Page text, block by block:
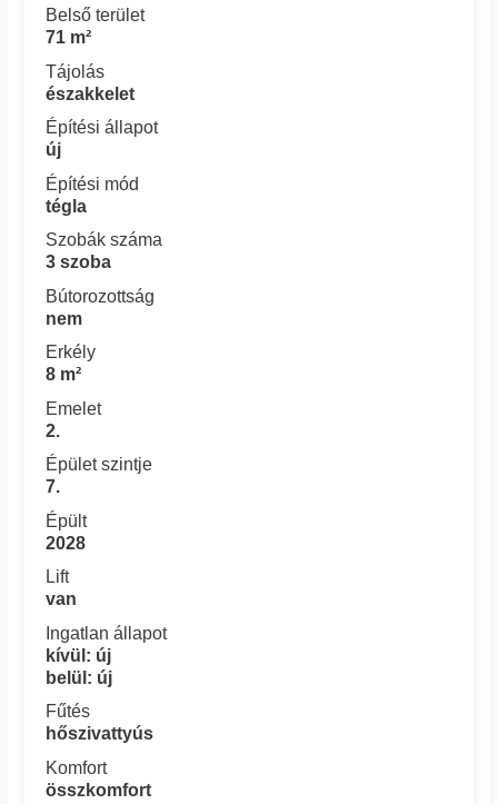
Belső terület
71 m²
Tájolás
északkelet
Építési állapot
új
Építési mód
tégla
Szobák száma
3 szoba
Bútorozottság
nem
Erkély
8 m²
Emelet
2.
Épület szintje
7.
Épült
2028
Lift
van
Ingatlan állapot
kívül: új
belül: új
Fűtés
hőszivattyús
Komfort
összkomfort